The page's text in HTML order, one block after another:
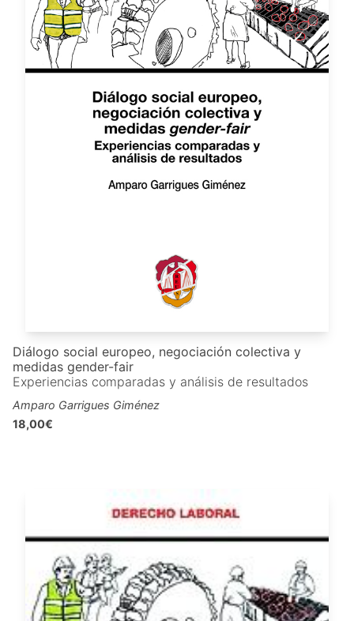
Diálogo social europeo, negociación colectiva y
medidas gender-fair
Experiencias comparadas y análisis de resultados
Amparo Garrigues Giménez
18,00€